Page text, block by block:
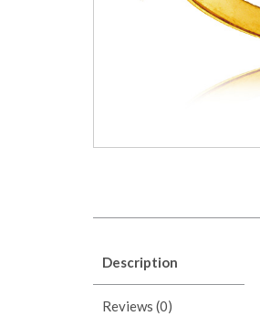
Description
Reviews (0)